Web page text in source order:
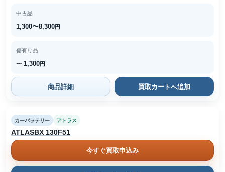
中古品
1,300〜8,300円
傷有り品
〜 1,300円
商品詳細 買取カートへ追加
カーバッテリー アトラス
ATLASBX 130F51
今すぐ買取申込み